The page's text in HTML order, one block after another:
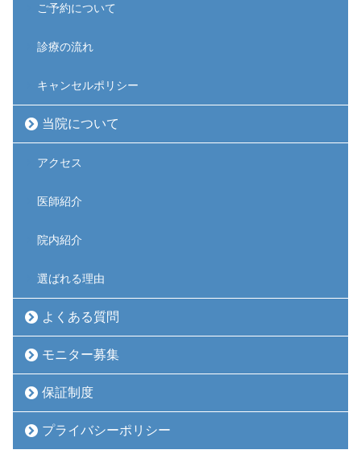
ご予約について
診療の流れ
キャンセルポリシー
当院について
アクセス
医師紹介
院内紹介
選ばれる理由
よくある質問
モニター募集
保証制度
プライバシーポリシー